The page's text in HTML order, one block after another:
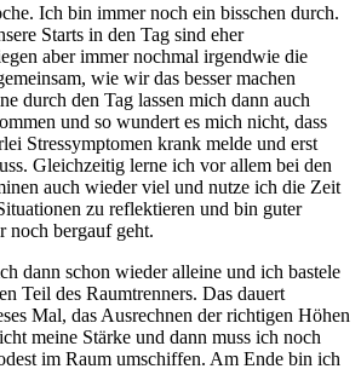
Ich bin immer noch ein bisschen durch.
Starts in den Tag sind eher
aber immer nochmal irgendwie die
wie wir das besser machen
durch den Tag lassen mich dann auch
und so wundert es mich nicht, dass
Stressymptomen krank melde und erst
Gleichzeitig lerne ich vor allem bei den
auch wieder viel und nutze ich die Zeit
zu reflektieren und bin guter
noch bergauf geht.
dann schon wieder alleine und ich bastele
Teil des Raumtrenners. Das dauert
Mal, das Ausrechnen der richtigen Höhen
meine Stärke und dann muss ich noch
im Raum umschiffen. Am Ende bin ich